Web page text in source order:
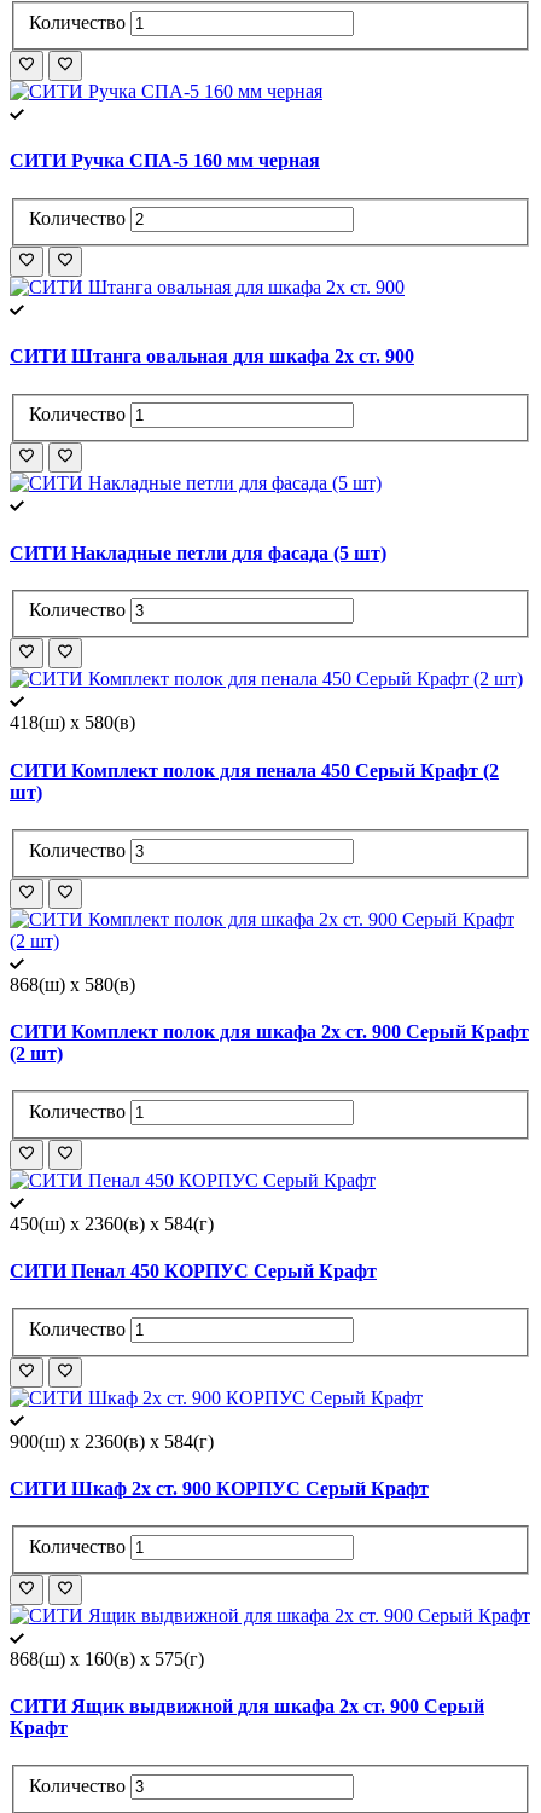
Количество
СИТИ Ручка СПА-5 160 мм черная
Количество
СИТИ Штанга овальная для шкафа 2х ст. 900
Количество
СИТИ Накладные петли для фасада (5 шт)
Количество
418(ш) x 580(в)
СИТИ Комплект полок для пенала 450 Серый Крафт (2
шт)
Количество
868(ш) x 580(в)
СИТИ Комплект полок для шкафа 2х ст. 900 Серый Крафт
(2 шт)
Количество
450(ш) x 2360(в) x 584(г)
СИТИ Пенал 450 КОРПУС Серый Крафт
Количество
900(ш) x 2360(в) x 584(г)
СИТИ Шкаф 2х ст. 900 КОРПУС Серый Крафт
Количество
868(ш) x 160(в) x 575(г)
СИТИ Ящик выдвижной для шкафа 2х ст. 900 Серый
Крафт
Количество